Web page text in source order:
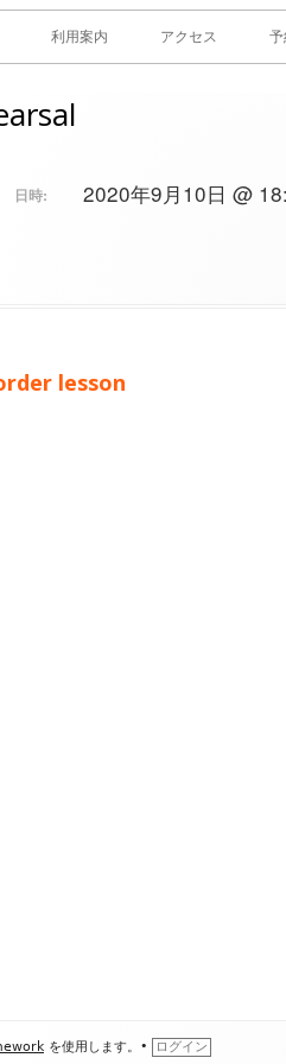
利用案内 アクセス
日時: 2020年9月10日 @
lesson
を使用します。 • ログイン